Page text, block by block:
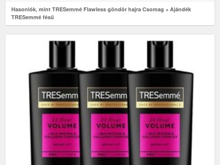
Hasonlók, mint TRESemmé Flawless göndör hajra Csomag + Ajándék
TRESemmé fésű